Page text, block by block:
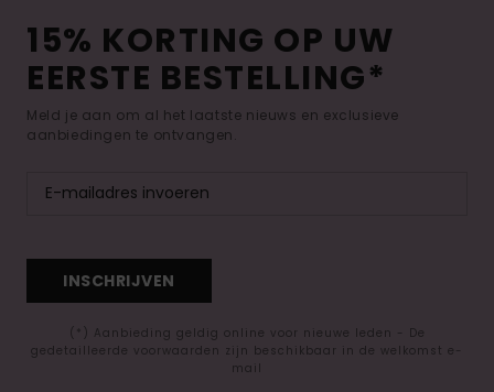
15% KORTING OP UW
EERSTE BESTELLING*
Meld je aan om al het laatste nieuws en exclusieve
aanbiedingen te ontvangen.
INSCHRIJVEN
(*) Aanbieding geldig online voor nieuwe leden - De
gedetailleerde voorwaarden zijn beschikbaar in de welkomst e-
mail